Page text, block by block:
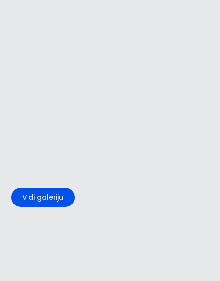
Vidi galeriju